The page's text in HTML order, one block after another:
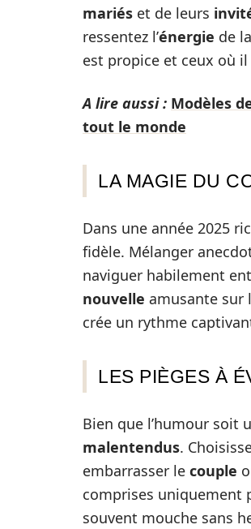
mariés et de leurs
ressentez l’énergie de
est propice et ceux où
A lire aussi : Modèles
tout le monde
LA MAGIE DU
Dans une année 2025
fidèle. Mélanger
naviguer habilement
nouvelle amusante sur
crée un rythme
LES PIÈGES À
Bien que l’humour soit
malentendus.
embarrasser le couple
comprises uniquement
souvent mouche sans